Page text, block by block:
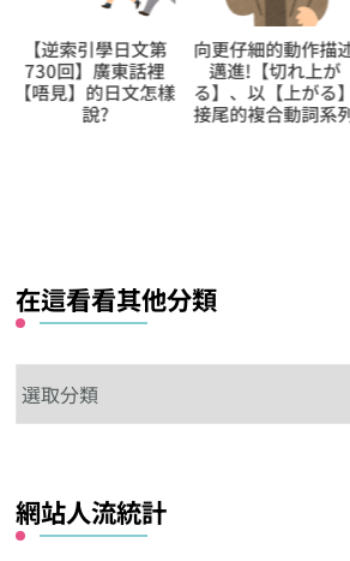
向更仔細的動作描述
邁進!【切れ上が
る】、以【上がる】
接尾的複合動詞系列
【逆索引學日文第
1001回】廣東話裡
【提供】的日文怎樣
說?
在這看看其他分類
這
其
他
網站人流統計